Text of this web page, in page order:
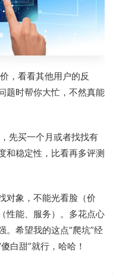
，看看其他用户的反
题时帮你大忙，不然真能
先买一个月或者找找有
和稳定性，比看再多评测
对象，不能光看脸（价
性能、服务）。多花点心
。希望我的这点“爬坑”经
白甜”就行，哈哈！